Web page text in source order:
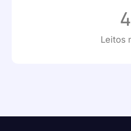
Leitos